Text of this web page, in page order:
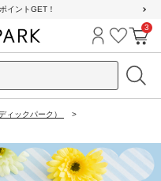
イントGET！
ログイン
お気に
カ
3
ィックパーク）